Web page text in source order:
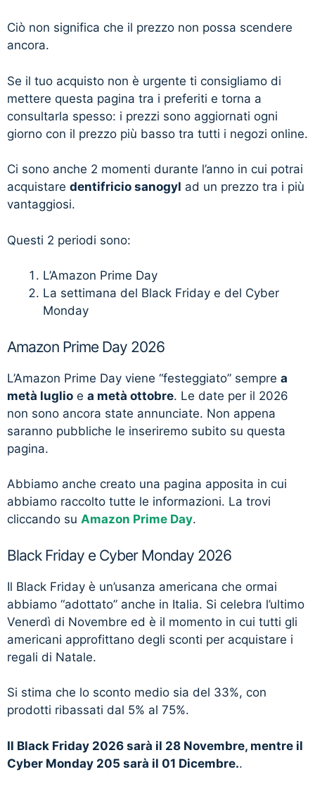
Ciò non significa che il prezzo non possa scendere
ancora.
Se il tuo acquisto non è urgente ti consigliamo di
mettere questa pagina tra i preferiti e torna a
consultarla spesso: i prezzi sono aggiornati ogni
giorno con il prezzo più basso tra tutti i negozi online.
Ci sono anche 2 momenti durante l’anno in cui potrai
acquistare dentifricio sanogyl ad un prezzo tra i più
vantaggiosi.
Questi 2 periodi sono:
L’Amazon Prime Day
La settimana del Black Friday e del Cyber
Monday
Amazon Prime Day 2026
L’Amazon Prime Day viene “festeggiato” sempre a
metà luglio e a metà ottobre. Le date per il 2026
non sono ancora state annunciate. Non appena
saranno pubbliche le inseriremo subito su questa
pagina.
Abbiamo anche creato una pagina apposita in cui
abbiamo raccolto tutte le informazioni. La trovi
cliccando su Amazon Prime Day.
Black Friday e Cyber Monday 2026
Il Black Friday è un’usanza americana che ormai
abbiamo “adottato” anche in Italia. Si celebra l’ultimo
Venerdì di Novembre ed è il momento in cui tutti gli
americani approfittano degli sconti per acquistare i
regali di Natale.
Si stima che lo sconto medio sia del 33%, con
prodotti ribassati dal 5% al 75%.
Il Black Friday 2026 sarà il 28 Novembre, mentre il
Cyber Monday 205 sarà il 01 Dicembre..